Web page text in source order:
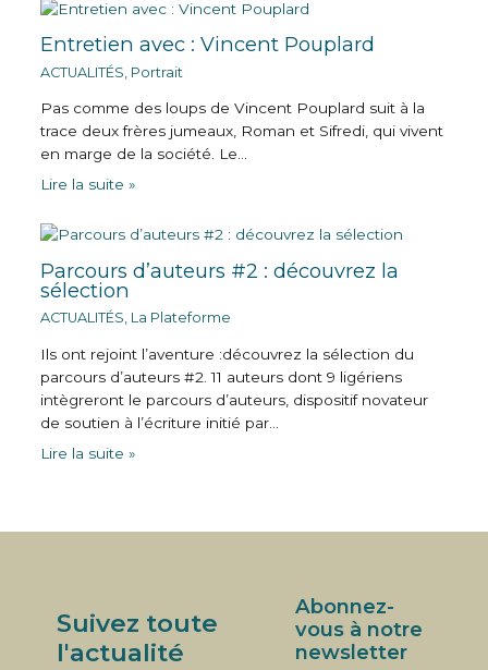
Entretien avec : Vincent Pouplard
ACTUALITÉS Portrait
Pas comme des loups de Vincent Pouplard suit à la
trace deux frères jumeaux, Roman et Sifredi, qui vivent
en marge de la société. Le…
Lire la suite »
Parcours d’auteurs #2 : découvrez la
sélection
ACTUALITÉS, La Plateforme
Ils ont rejoint l’aventure :découvrez la sélection du
parcours d’auteurs #2. 11 auteurs dont 9 ligériens
intègreront le parcours d’auteurs, dispositif novateur
de soutien à l’écriture initié par…
Lire la suite »
Suivez toute
l'actualité
Abonnez-
vous à notre
newsletter